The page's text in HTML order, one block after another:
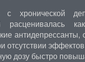
хронической
расценивалась
антидепрессанты,
дозу быстро